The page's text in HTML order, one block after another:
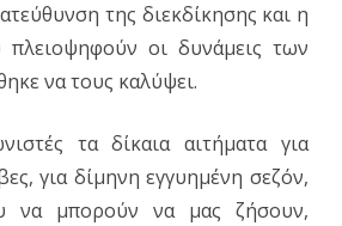
της διεκδίκησης και η
οι δυνάμεις των
να τους καλύψει.
τα δίκαια αιτήματα για
για δίμηνη εγγυημένη σεζόν,
να μπορούν να μας ζήσουν,